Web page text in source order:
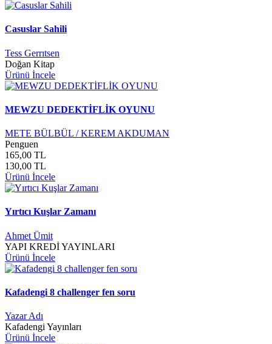
Casuslar Sahili
Tess Gerrıtsen
Doğan Kitap
Ürünü İncele
MEWZU DEDEKTİFLİK OYUNU
METE BÜLBÜL / KEREM AKDUMAN
Penguen
165,00 TL
130,00 TL
Ürünü İncele
Yırtıcı Kuşlar Zamanı
Ahmet Ümit
YAPI KREDİ YAYINLARI
Ürünü İncele
Kafadengi 8 challenger fen soru
Yazar Adı
Kafadengi Yayınları
Ürünü İncele